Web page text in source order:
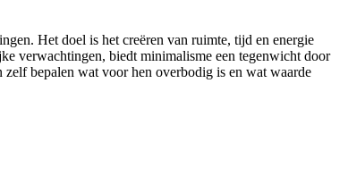
Het doel is het creëren van ruimte, tijd en energie
verwachtingen, biedt minimalisme een tegenwicht door
zelf bepalen wat voor hen overbodig is en wat waarde